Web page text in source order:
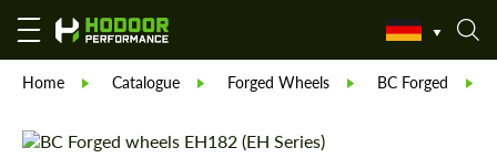
Home Catalogue Forged Wheels BC Forged